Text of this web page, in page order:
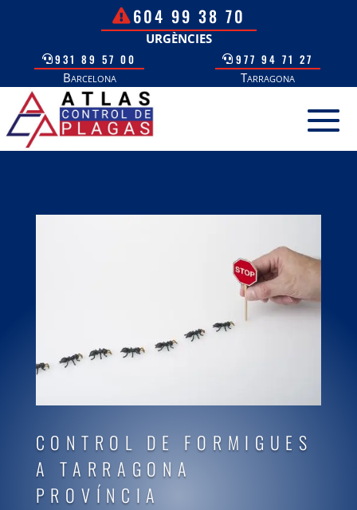
604 99 38 70
URGÈNCIES
931 89 57 00
Barcelona
977 94 71 27
Tarragona
CONTROL DE FORMIGUES
A TARRAGONA
PROVÍNCIA